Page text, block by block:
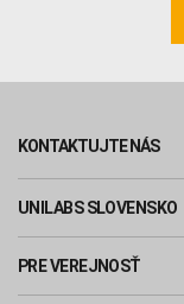
KONTAKTUJTE NÁS
UNILABS SLOVENSKO
PRE VEREJNOSŤ